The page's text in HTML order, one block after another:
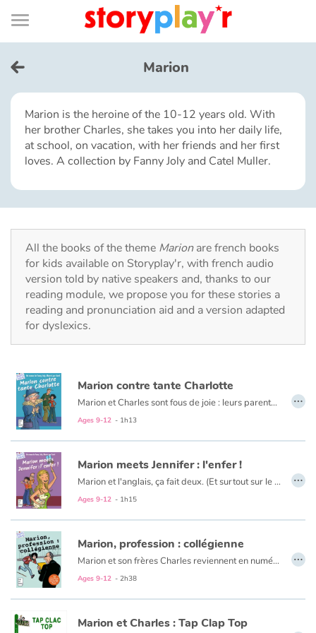
Connexion
Bibliothèque
de
page
Menu
Log in
Try for free
Library
Home
Tales and classics in french
Fable, myth, literature and poetry
Ogres, monsters and witches
Heroines and Heroes
Ecology, nature, seasons
The animals
Travel, epic, investigation, adventure
Around the world
Learning
Marion
Marion is the heroine of the 10-12 years old. With
her brother Charles, she takes you into her daily life,
at school, on vacation, with her friends and her first
loves. A collection by Fanny Joly and Catel Muller.
All the books of the theme Marionare french books
for kids available on Storyplay'r, with french audio
version told by native speakers and, thanks to our
reading module, we propose you for these stories a
reading and pronunciation aid and a version adapted
for dyslexics.
Marion contre tante Charlotte
Marion et Charles sont fous de joie : leurs parents partent 4 jours au Canada. Ils prévoient d’organiser une méga-fête. Mais un coup de fil ruine leurs plans : Tante Charlotte débarque ! Au programme : bonnes manières et repas équilibrés… Au secours ! Le frère et la sœur tiendront-ils le choc ?
Ages 9-12 - 1h13
…
Marion meets Jennifer : l'enfer !
Marion et l'anglais, ça fait deux. (Et surtout sur le bulletin, plutôt zéro...). Heureusement, voici les vacances. Marion a un superplan pour oublier ses soucis scolaires : elle est invitée chez Camille, sa meilleure amie, à Saint-Tropez. Mais M. et Mme Girardon ont un tout autre projet pour leur fille : accueillir une correspondante... anglaise ! Goodbye, farniente, plage et bronzing. Hello, Jennifer !
Ages 9-12 - 1h15
…
Marion, profession : collégienne
Marion et son frères Charles reviennent en numérique, chic ! Avec ce recueil de 12 nouvelles génialement illustrées par Catel, BD : lire rime avec rire.
Ages 9-12 - 2h38
…
Marion et Charles : Tap Clap Top